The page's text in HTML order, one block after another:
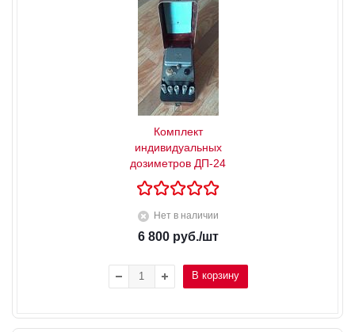
Комплект
индивидуальных
дозиметров ДП-24
Нет в наличии
6 800руб./шт
В корзину